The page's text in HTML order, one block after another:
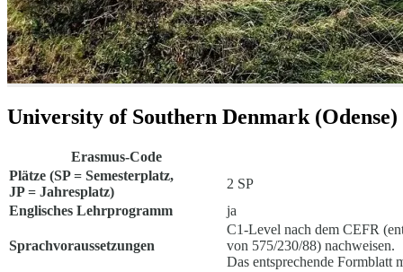
University of Southern Denmark (Odense)
Erasmus-Code
Plätze (SP = Semesterplatz,
JP = Jahresplatz)
2 SP
Englisches Lehrprogramm
ja
Sprachvoraussetzungen
C1-Level nach dem CEFR
von 575/230/88) nachweisen.
Das entsprechende Formblatt